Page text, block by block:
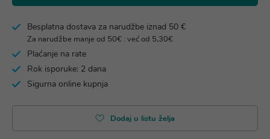
Besplatna dostava za narudžbe iznad 50 €
Za narudžbe manje od 50€ : već od 5,30€
Plaćanje na rate
Rok isporuke: 2 dana
Sigurna online kupnja
Dodaj u listu želja